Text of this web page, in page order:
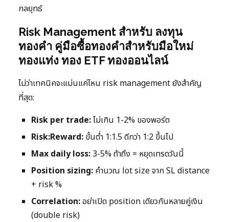
กลยุทธ์
Risk Management สำหรับ ลงทุน
ทองคำ คู่มือซื้อทองคำสำหรับมือใหม่
ทองแท่ง ทอง ETF ทองออนไลน์
ไม่ว่าเทคนิคจะแม่นแค่ไหน risk management ยังสำคัญ
ที่สุด:
Risk per trade:ไม่เกิน 1-2% ของพอร์ต
Risk:Reward: ขั้นต่ำ 1:1.5 ดีกว่า 1:2 ขึ้นไป
Max daily loss: 3-5% ถ้าถึง = หยุดเทรดวันนี้
Position sizing: คำนวณ lot size จาก SL distance
+ risk %
Correlation:อย่าเปิด position เดียวกันหลายคู่เงิน
(double risk)